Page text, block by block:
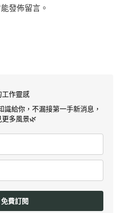
發佈留言。
作靈感
給你，不漏接第一手新消息，
多風景🌿
免費訂閱